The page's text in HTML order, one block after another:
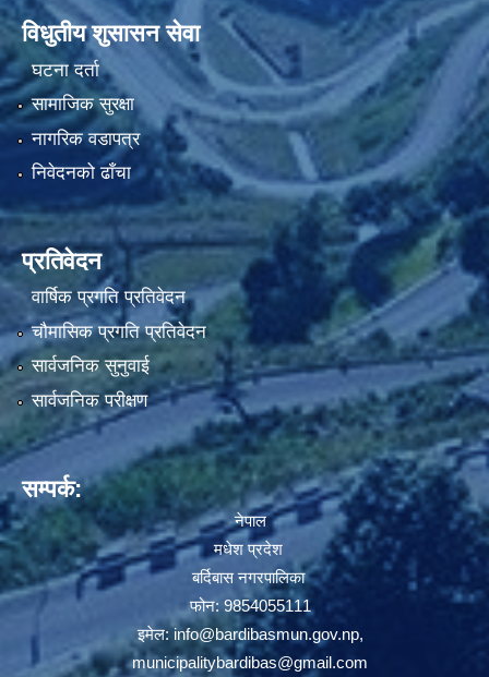
विधुतीय शुसासन सेवा
घटना दर्ता
सामाजिक सुरक्षा
नागरिक वडापत्र
निवेदनको ढाँचा
प्रतिवेदन
वार्षिक प्रगति प्रतिवेदन
चौमासिक प्रगति प्रतिवेदन
सार्वजनिक सुनुवाई
सार्वजनिक परीक्षण
सम्पर्क:
नेपाल
मधेश प्रदेश
बर्दिबास नगरपालिका
फोन: 9854055111
इमेल:info@bardibasmun.gov.np,
municipalitybardibas@gmail.com